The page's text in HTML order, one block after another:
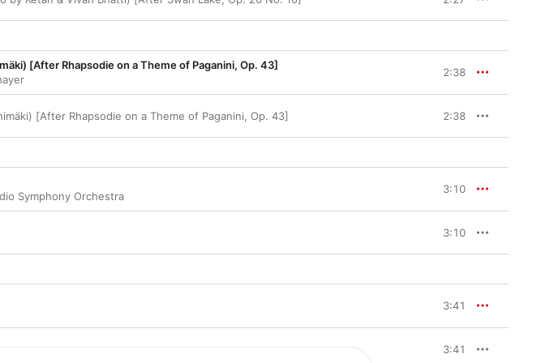
[After Rhapsodie on a Theme of Paganini, Op. 43]
2:38
[After Rhapsodie on a Theme of Paganini, Op. 43] 2:38
Symphony Orchestra
3:10
3:10
3:41
3:41